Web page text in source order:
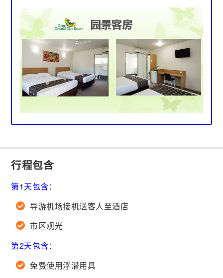
行程包含
第1天包含：
导游机场接机送客人至酒店
市区观光
第2天包含：
免费使用浮潜用具